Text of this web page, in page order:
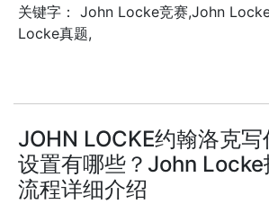
关键字： John Locke竞赛,John
Locke真题,
​JOHN LOCKE约翰洛克
设置有哪些？John Locke
流程详细介绍